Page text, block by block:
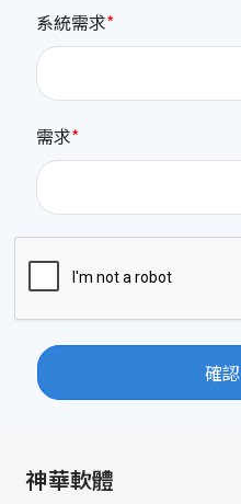
系統需求
需求
確認
神華軟體